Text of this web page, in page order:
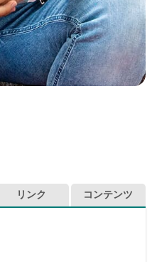
リンク コンテンツ